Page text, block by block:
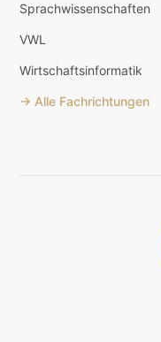
Sprachwissenschaften
VWL
Wirtschaftsinformatik
→ Alle Fachrichtungen